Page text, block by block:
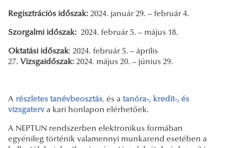
Regisztrációs időszak: 2024. január 29. – február 4.
Szorgalmi időszak: 2024. február 5. – május 18.
Oktatási időszak: 2024. február 5. – április
27. Vizsgaidőszak: 2024. május 20. – június 29.
A részletes tanévbeosztás, és a tanóra-, kredit-, és
vizsgaterv a kari honlapon elérhetőek.
A NEPTUN rendszerben elektronikus formában
egyénileg történik valamennyi munkarend esetében a